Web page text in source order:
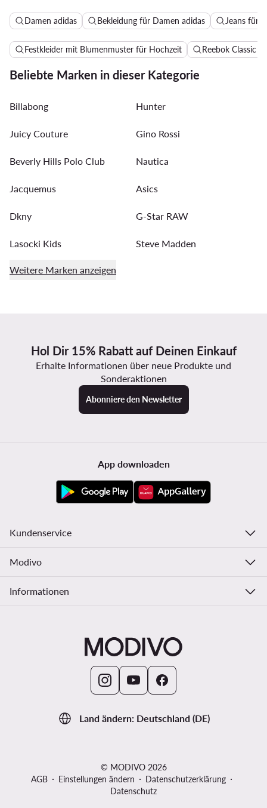
Damen adidas Bekleidung für Damen adidas Jeans für
Festkleider mit Blumenmuster für Hochzeit Reebok Classic
Beliebte Marken in dieser Kategorie
Billabong Hunter
Juicy Couture Gino Rossi
Beverly Hills Polo Club Nautica
Jacquemus Asics
Dkny G-Star RAW
Lasocki Kids Steve Madden
Weitere Marken anzeigen
Hol Dir 15% Rabatt auf Deinen Einkauf
Erhalte Informationen über neue Produkte und
Sonderaktionen
Abonniere den Newsletter
Land ändern: Deutschland (DE)
App downloaden
Kundenservice
Modivo
Informationen
© MODIVO 2026
AGB
Einstellungen ändern
Datenschutzerklärung
Datenschutz